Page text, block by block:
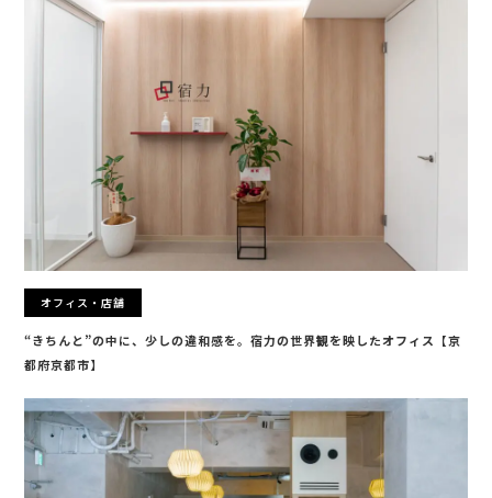
オフィス・店舗
“きちんと”の中に、少しの違和感を。宿力の世界観を映したオフィス【京
都府京都市】